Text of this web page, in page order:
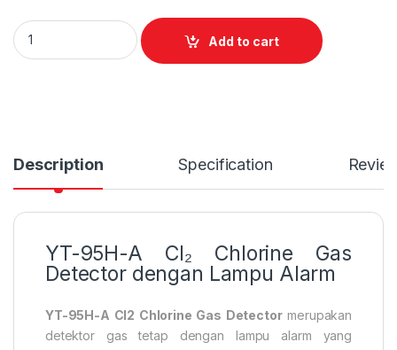
YT-95H-A Cl2 Chlorine Gas Detector quantity
Add to cart
Description Specification
YT-95H-A Cl₂ Chlorine Gas
Detector dengan Lampu Alarm
YT-95H-A Cl2 Chlorine Gas Detectormerupakan
detektor gas tetap dengan lampu alarm yang